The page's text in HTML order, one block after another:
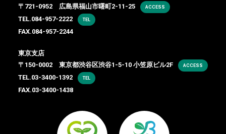
〒721-0952 広島県福山市曙町2-11-25
ACCESS
TEL.084-957-2222 TEL
FAX.084-957-2244
東京支店
〒150-0002 東京都渋谷区渋谷1-5-10 小笠原ビル2F
ACCESS
TEL.03-3400-1392 TEL
FAX.03-3400-1438